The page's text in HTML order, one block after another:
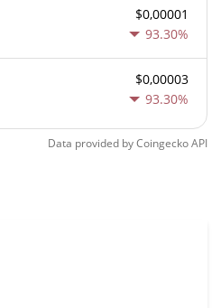
$0,00001
93.30%
$0,00003
93.30%
Data provided byCoingeckoAPI